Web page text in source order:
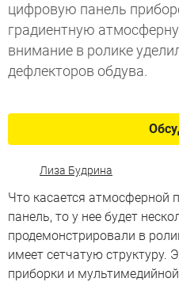
цифровую панель
градиентную
внимание в ролике
дефлекторов обдува.
Лиза Будрина
Что касается атмосферной
панель, то у нее будет
продемонстрировали в
имеет сетчатую структуру.
приборки и